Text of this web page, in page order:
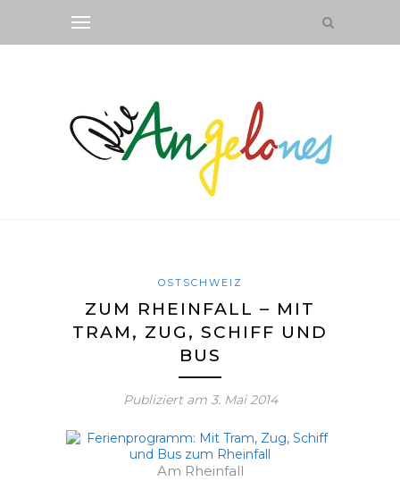
OSTSCHWEIZ
ZUM RHEINFALL – MIT
TRAM, ZUG, SCHIFF UND
BUS
Publiziert am 3. Mai 2014
Am Rheinfall